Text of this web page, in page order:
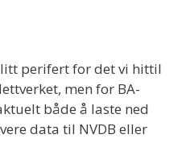
litt perifert for det vi hittil
men for BA-
både å laste ned
data til NVDB eller